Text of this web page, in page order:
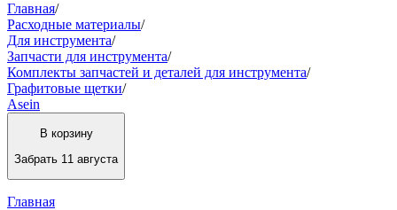
Главная/
Расходные материалы/
Для инструмента/
Запчасти для инструмента/
Комплекты запчастей и деталей для инструмента/
Графитовые щетки/
Asein
В корзину
Забрать 11 августа
Главная